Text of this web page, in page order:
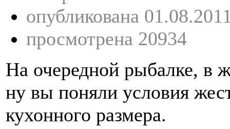
опубликована
просмотрена 20934
На очередной рыбалке, в
ну вы поняли условия
кухонного размера.